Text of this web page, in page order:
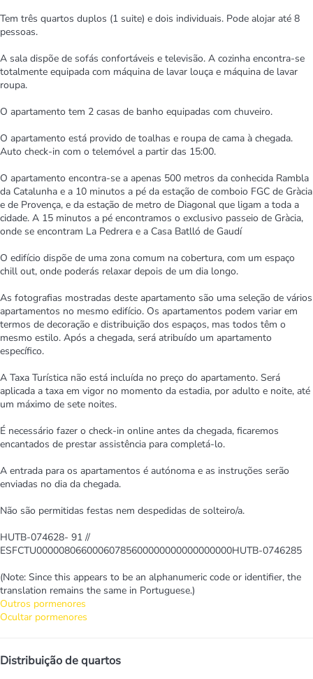
Tem três quartos duplos (1 suite) e dois individuais. Pode alojar até 8
pessoas.
A sala dispõe de sofás confortáveis e televisão. A cozinha encontra-se
totalmente equipada com máquina de lavar louça e máquina de lavar
roupa.
O apartamento tem 2 casas de banho equipadas com chuveiro.
O apartamento está provido de toalhas e roupa de cama à chegada.
Auto check-in com o telemóvel a partir das 15:00.
O apartamento encontra-se a apenas 500 metros da conhecida Rambla
da Catalunha e a 10 minutos a pé da estação de comboio FGC de Gràcia
e de Provença, e da estação de metro de Diagonal que ligam a toda a
cidade. A 15 minutos a pé encontramos o exclusivo passeio de Gràcia,
onde se encontram La Pedrera e a Casa Batlló de Gaudí
O edifício dispõe de uma zona comum na cobertura, com um espaço
chill out, onde poderás relaxar depois de um dia longo.
As fotografias mostradas deste apartamento são uma seleção de vários
apartamentos no mesmo edifício. Os apartamentos podem variar em
termos de decoração e distribuição dos espaços, mas todos têm o
mesmo estilo. Após a chegada, será atribuído um apartamento
específico.
A Taxa Turística não está incluída no preço do apartamento. Será
aplicada a taxa em vigor no momento da estadia, por adulto e noite, até
um máximo de sete noites.
É necessário fazer o check-in online antes da chegada, ficaremos
encantados de prestar assistência para completá-lo.
A entrada para os apartamentos é autónoma e as instruções serão
enviadas no dia da chegada.
Não são permitidas festas nem despedidas de solteiro/a.
HUTB-074628- 91 //
ESFCTU00000806600060785600000000000000000HUTB-0746285
(Note: Since this appears to be an alphanumeric code or identifier, the
translation remains the same in Portuguese.)
Outros pormenores
Ocultar pormenores
Distribuição de quartos